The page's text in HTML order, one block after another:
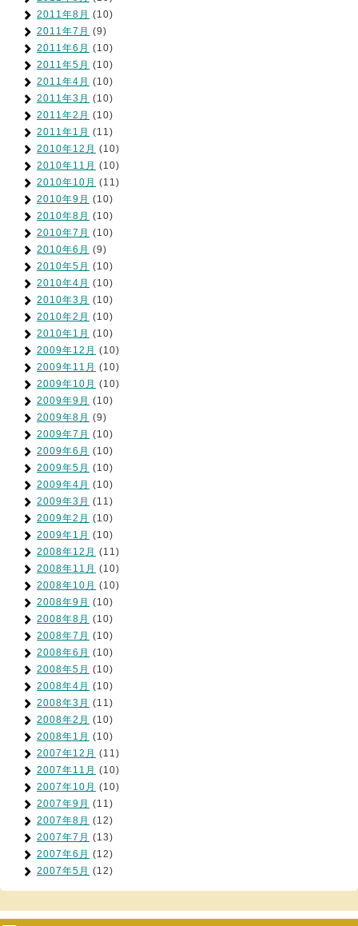
2011年8月 (10)
2011年7月 (9)
2011年6月 (10)
2011年5月 (10)
2011年4月 (10)
2011年3月 (10)
2011年2月 (10)
2011年1月 (11)
2010年12月 (10)
2010年11月 (10)
2010年10月 (11)
2010年9月 (10)
2010年8月 (10)
2010年7月 (10)
2010年6月 (9)
2010年5月 (10)
2010年4月 (10)
2010年3月 (10)
2010年2月 (10)
2010年1月 (10)
2009年12月 (10)
2009年11月 (10)
2009年10月 (10)
2009年9月 (10)
2009年8月 (9)
2009年7月 (10)
2009年6月 (10)
2009年5月 (10)
2009年4月 (10)
2009年3月 (11)
2009年2月 (10)
2009年1月 (10)
2008年12月 (11)
2008年11月 (10)
2008年10月 (10)
2008年9月 (10)
2008年8月 (10)
2008年7月 (10)
2008年6月 (10)
2008年5月 (10)
2008年4月 (10)
2008年3月 (11)
2008年2月 (10)
2008年1月 (10)
2007年12月 (11)
2007年11月 (10)
2007年10月 (10)
2007年9月 (11)
2007年8月 (12)
2007年7月 (13)
2007年6月 (12)
2007年5月 (12)